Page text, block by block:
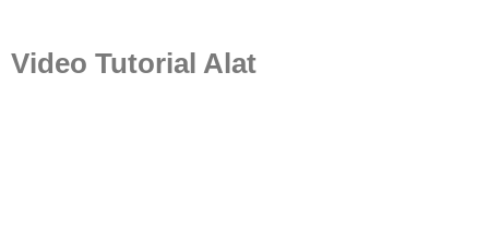
Video Tutorial Alat